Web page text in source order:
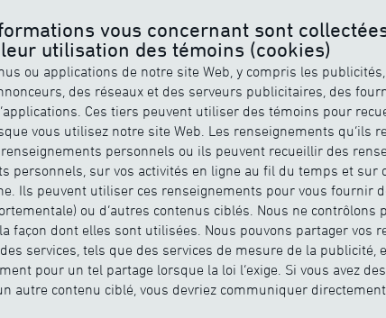
vous concernant sont
utilisation des témoins (cookies)
ou applications de notre site Web, y compris les
des réseaux et des serveurs publicitaires, des
Ces tiers peuvent utiliser des témoins pour
vous utilisez notre site Web. Les renseignements qu’ils
renseignements personnels ou ils peuvent recueillir des
personnels, sur vos activités en ligne au fil du temps et sur
Ils peuvent utiliser ces renseignements pour vous fournir
ou d’autres contenus ciblés. Nous ne contrôlons
façon dont elles sont utilisées. Nous pouvons partager vos
services, tels que des services de mesure de la publicité,
pour un tel partage lorsque la loi l’exige. Si vous avez
autre contenu ciblé, vous devriez communiquer